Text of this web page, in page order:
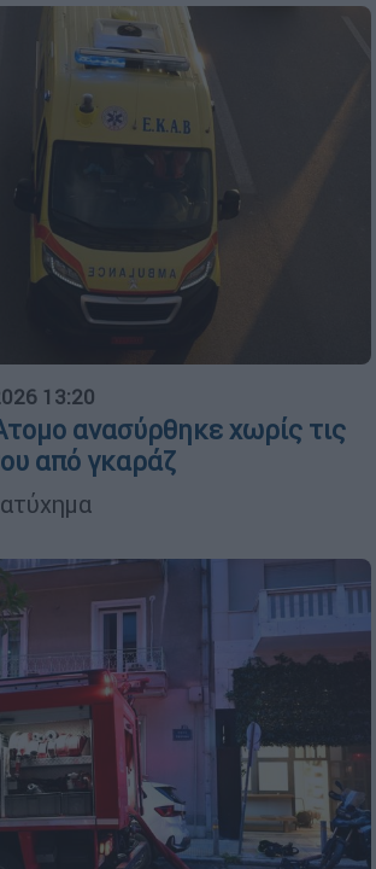
13:20
ανασύρθηκε χωρίς τις
από γκαράζ